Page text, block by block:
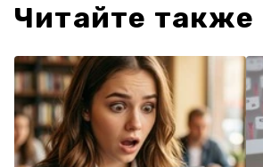
Читайте также